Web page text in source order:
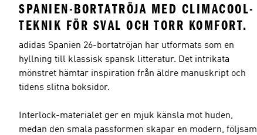
SPANIEN-BORTATRÖJA MED CLIMACOOL-
TEKNIK FÖR SVAL OCH TORR KOMFORT.
adidas Spanien 26-bortatröjan har utformats som en
hyllning till klassisk spansk litteratur. Det intrikata
mönstret hämtar inspiration från äldre manuskript och
tidens slitna boksidor.
Interlock-materialet ger en mjuk känsla mot huden,
medan den smala passformen skapar en modern, följsam